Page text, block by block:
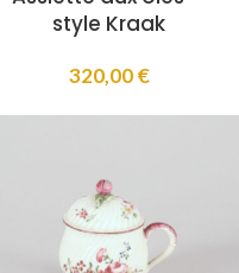
style Kraak
320,00€